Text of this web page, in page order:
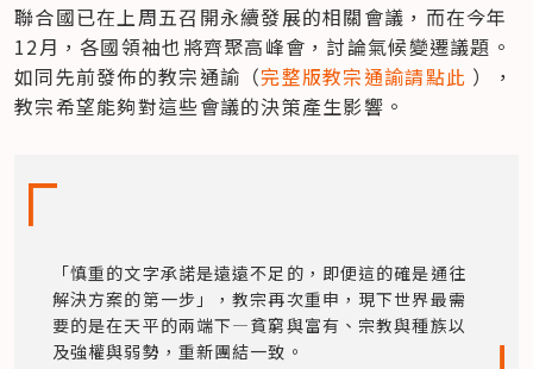
聯合國已在上周五召開永續發展的相關會議，而在今年
12月，各國領袖也將齊聚高峰會，討論氣候變遷議題。
如同先前發佈的教宗通諭（完整版教宗通諭請點此 ），
教宗希望能夠對這些會議的決策產生影響。
「慎重的文字承諾是遠遠不足的，即便這的確是通往
解決方案的第一步」，教宗再次重申，現下世界最需
要的是在天平的兩端下—貧窮與富有、宗教與種族以
及強權與弱勢，重新團結一致。